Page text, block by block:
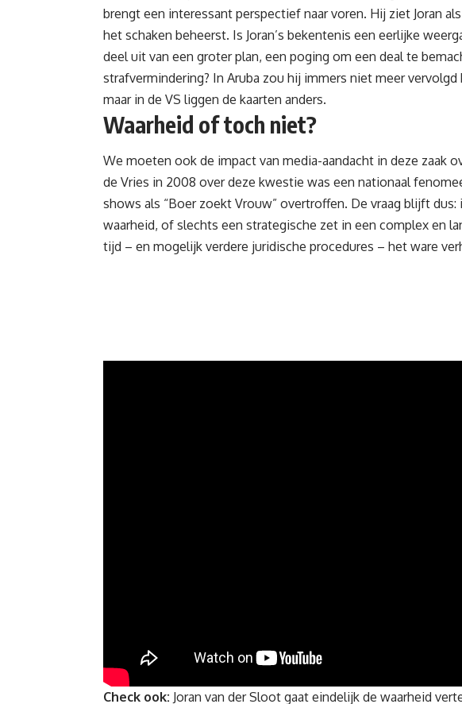
brengt een interessant perspectief naar voren. Hij ziet Joran
het schaken beheerst. Is Joran’s bekentenis een eerlijke
deel uit van een groter plan, een poging om een deal te
strafvermindering? In Aruba zou hij immers niet meer
maar in de VS liggen de kaarten anders.
Waarheid of toch niet?
We moeten ook de impact van media-aandacht in deze zaak
de Vries in 2008 over deze kwestie was een nationaal
shows als “Boer zoekt Vrouw” overtroffen. De vraag blijft dus:
waarheid, of slechts een strategische zet in een complex en
tijd – en mogelijk verdere juridische procedures – het ware
Check ook: Joran van der Sloot gaat eindelijk de waarheid